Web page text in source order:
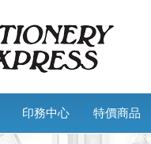
印務中心 特價商品